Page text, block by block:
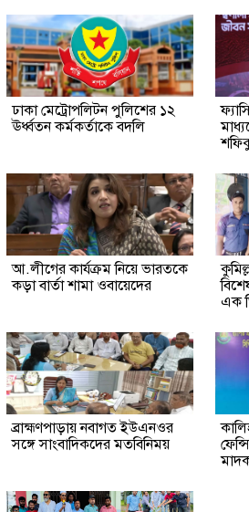
ঢাকা মেট্রোপলিটন পুলিশের ১২
ঊর্ধ্বতন কর্মকর্তাকে বদলি
আ.লীগের কার্যক্রম নিয়ে ভারতকে
কড়া বার্তা শামা ওবায়েদের
এক
ব্রাহ্মণপাড়ায় নবাগত ইউএনওর
সঙ্গে সাংবাদিকদের মতবিনিময়